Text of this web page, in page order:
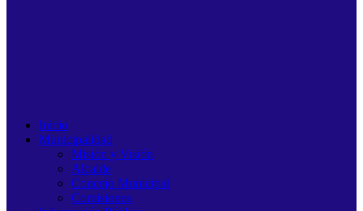
Inicio
Municipalidad
Misión y Visión
Alcalde
Concejo Municipal
Comisiones